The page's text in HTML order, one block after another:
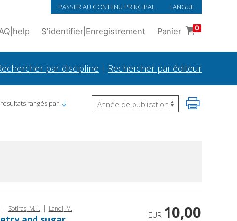
PASSER AU CONTENU PRINCIPAL LANGUE
help S'identifier Enregistrement Panier 0
par discipline | Rechercher par éditeur
résultats rangés par
| Sotiras, M.-I. | Landi, M.
EUR 10,00